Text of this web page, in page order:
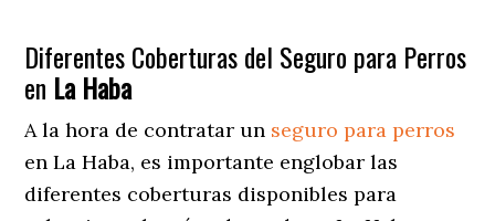
Diferentes Coberturas del Seguro para Perros
en La Haba
A la hora de contratar un seguro para perros
en La Haba, es importante englobar las
diferentes coberturas disponibles para